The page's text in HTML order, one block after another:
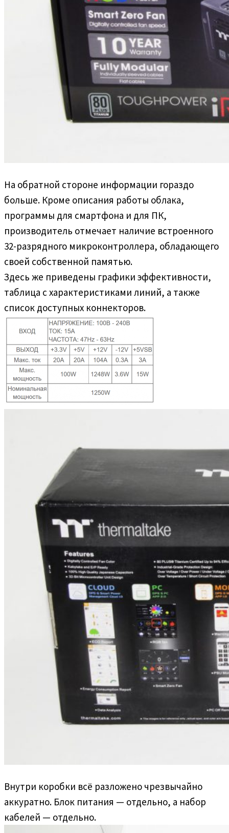
На обратной стороне информации гораздо
больше. Кроме описания работы облака,
программы для смартфона и для ПК,
производитель отмечает наличие встроенного
32-разрядного микроконтроллера, обладающего
своей собственной памятью.
Здесь же приведены графики эффективности,
таблица с характеристиками линий, а также
список доступных коннекторов.
Внутри коробки всё разложено чрезвычайно
аккуратно. Блок питания — отдельно, а набор
кабелей — отдельно.